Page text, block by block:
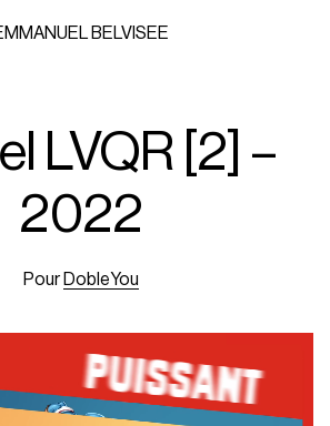
BELVISEE
LVQR [2] –
2022
Pour DobleYou